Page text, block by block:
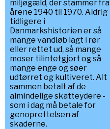
miljøgæld, der stammer fra
årene 1940 til 1970. Aldrig
tidligere i
Danmarkshistorien er så
mange vandløb lagt i rør
eller rettet ud, så mange
moser tilintetgjort og så
mange enge og søer
udtørret og kultiveret. Alt
sammen betalt af de
almindelige skatteydere -
som i dag må betale for
genoprettelsen af
skaderne.